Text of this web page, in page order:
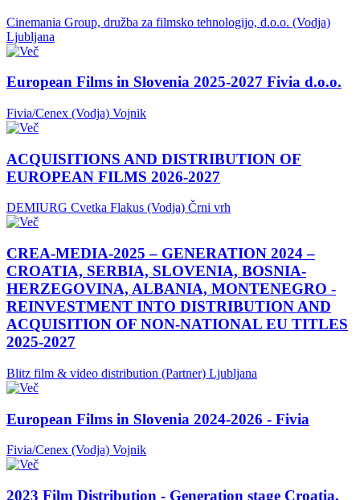
Cinemania Group, družba za filmsko tehnologijo, d.o.o. (Vodja)
Ljubljana
European Films in Slovenia 2025-2027 Fivia d.o.o.
Fivia/Cenex (Vodja) Vojnik
ACQUISITIONS AND DISTRIBUTION OF
EUROPEAN FILMS 2026-2027
DEMIURG Cvetka Flakus (Vodja) Črni vrh
CREA-MEDIA-2025 – GENERATION 2024 –
CROATIA, SERBIA, SLOVENIA, BOSNIA-
HERZEGOVINA, ALBANIA, MONTENEGRO -
REINVESTMENT INTO DISTRIBUTION AND
ACQUISITION OF NON-NATIONAL EU TITLES
2025-2027
Blitz film & video distribution (Partner) Ljubljana
European Films in Slovenia 2024-2026 - Fivia
Fivia/Cenex (Vodja) Vojnik
2023 Film Distribution - Generation stage Croatia,